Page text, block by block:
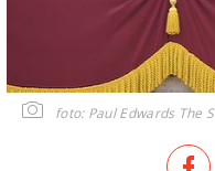
foto: Paul Edwards The